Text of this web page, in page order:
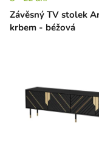
Závěsný TV stolek
krbem - béžová